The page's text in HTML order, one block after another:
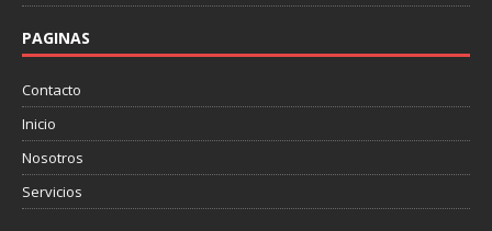
PAGINAS
Contacto
Inicio
Nosotros
Servicios